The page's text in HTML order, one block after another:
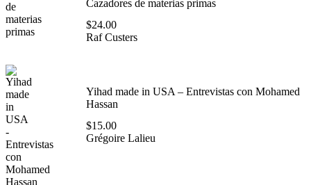
Cazadores de materias primas
$24.00
Raf Custers
Yihad made in USA – Entrevistas con Mohamed
Hassan
$15.00
Grégoire Lalieu